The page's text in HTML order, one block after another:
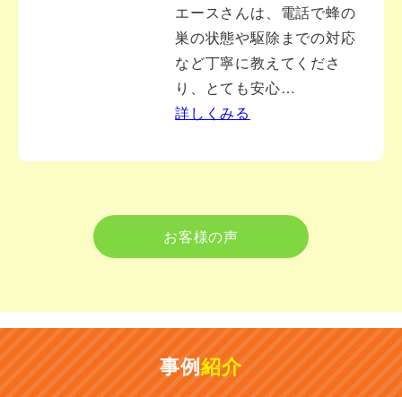
エースさんは、電話で蜂の
巣の状態や駆除までの対応
など丁寧に教えてくださ
り、とても安心…
詳しくみる
お客様の声
事例紹介